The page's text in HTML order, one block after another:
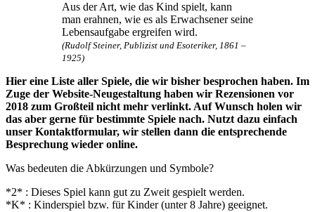
Aus der Art, wie das Kind spielt, kann
man erahnen, wie es als Erwachsener seine
Lebensaufgabe ergreifen wird.
(Rudolf Steiner, Publizist und Esoteriker, 1861 –
1925)
Hier eine Liste aller Spiele, die wir bisher besprochen haben. Im
Zuge der Website-Neugestaltung haben wir Rezensionen vor
2018 zum Großteil nicht mehr verlinkt. Auf Wunsch holen wir
das aber gerne für bestimmte Spiele nach. Nutzt dazu einfach
unser Kontaktformular, wir stellen dann die entsprechende
Besprechung wieder online.
Was bedeuten die Abkürzungen und Symbole?
*2* : Dieses Spiel kann gut zu Zweit gespielt werden.
*K* : Kinderspiel bzw. für Kinder (unter 8 Jahre) geeignet.